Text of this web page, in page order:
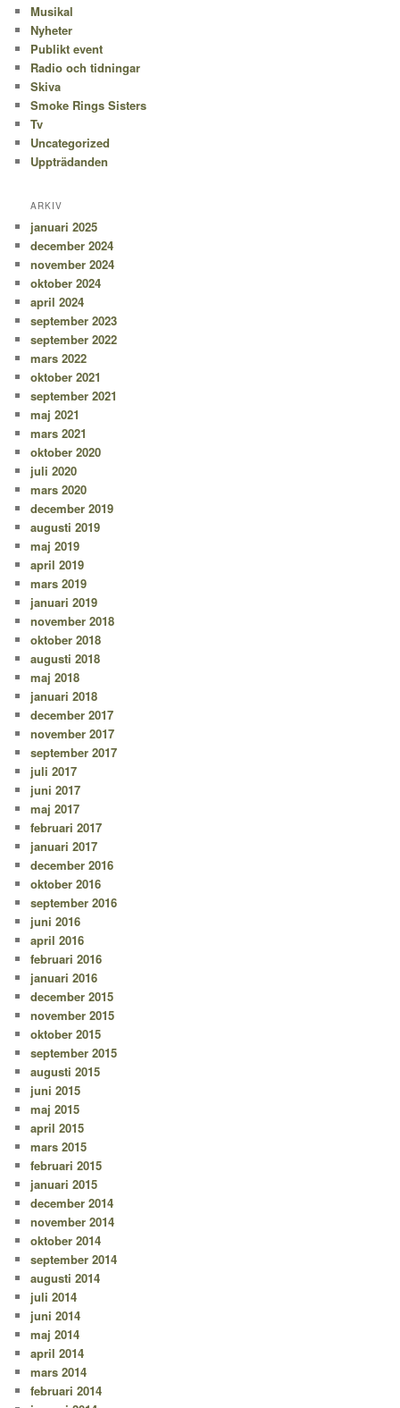
Musikal
Nyheter
Publikt event
Radio och tidningar
Skiva
Smoke Rings Sisters
Tv
Uncategorized
Uppträdanden
ARKIV
januari 2025
december 2024
november 2024
oktober 2024
april 2024
september 2023
september 2022
mars 2022
oktober 2021
september 2021
maj 2021
mars 2021
oktober 2020
juli 2020
mars 2020
december 2019
augusti 2019
maj 2019
april 2019
mars 2019
januari 2019
november 2018
oktober 2018
augusti 2018
maj 2018
januari 2018
december 2017
november 2017
september 2017
juli 2017
juni 2017
maj 2017
februari 2017
januari 2017
december 2016
oktober 2016
september 2016
juni 2016
april 2016
februari 2016
januari 2016
december 2015
november 2015
oktober 2015
september 2015
augusti 2015
juni 2015
maj 2015
april 2015
mars 2015
februari 2015
januari 2015
december 2014
november 2014
oktober 2014
september 2014
augusti 2014
juli 2014
juni 2014
maj 2014
april 2014
mars 2014
februari 2014